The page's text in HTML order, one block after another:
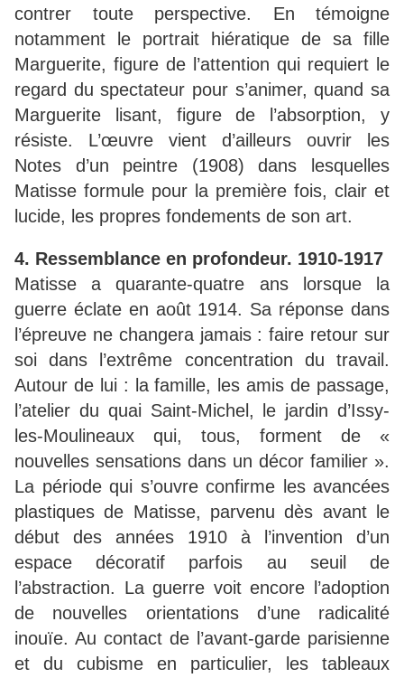
contrer toute perspective. En témoigne
notamment le portrait hiératique de sa fille
Marguerite, figure de l’attention qui requiert le
regard du spectateur pour s’animer, quand sa
Marguerite lisant, figure de l’absorption, y
résiste. L’œuvre vient d’ailleurs ouvrir les
Notes d’un peintre (1908) dans lesquelles
Matisse formule pour la première fois, clair et
lucide, les propres fondements de son art.
4. Ressemblance en profondeur. 1910-1917
Matisse a quarante-quatre ans lorsque la
guerre éclate en août 1914. Sa réponse dans
l’épreuve ne changera jamais : faire retour sur
soi dans l’extrême concentration du travail.
Autour de lui : la famille, les amis de passage,
l’atelier du quai Saint-Michel, le jardin d’Issy-
les-Moulineaux qui, tous, forment de «
nouvelles sensations dans un décor familier ».
La période qui s’ouvre confirme les avancées
plastiques de Matisse, parvenu dès avant le
début des années 1910 à l’invention d’un
espace décoratif parfois au seuil de
l’abstraction. La guerre voit encore l’adoption
de nouvelles orientations d’une radicalité
inouïe. Au contact de l’avant-garde parisienne
et du cubisme en particulier, les tableaux